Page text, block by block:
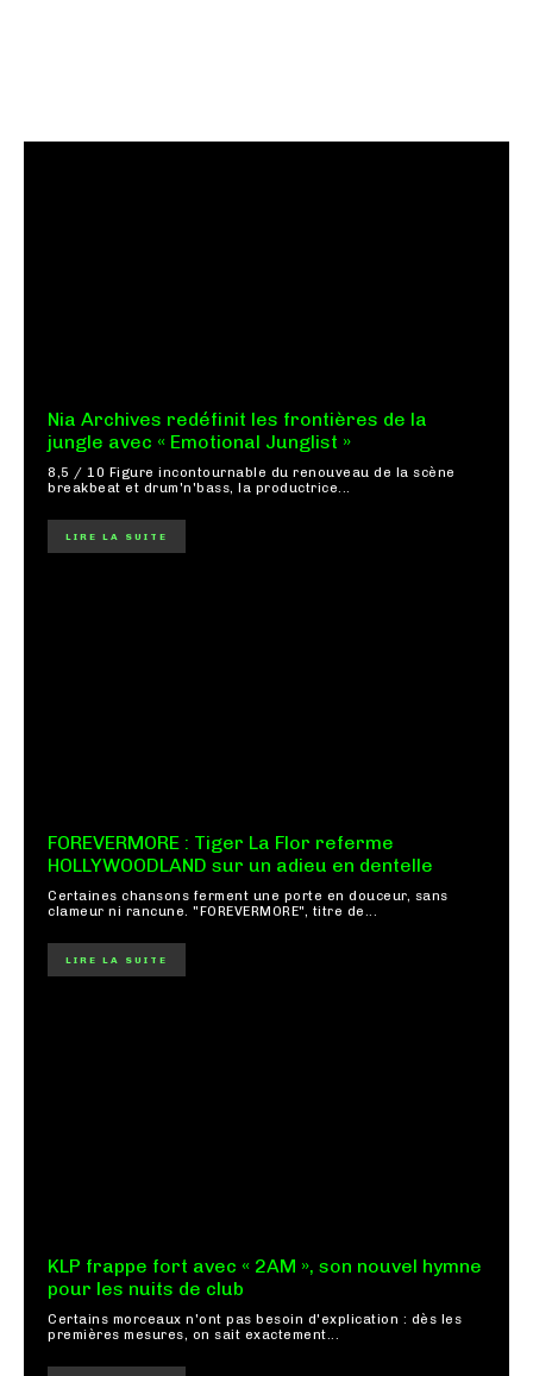
Nia Archives redéfinit les frontières de la
jungle avec « Emotional Junglist »
8,5 / 10 Figure incontournable du renouveau de la scène
breakbeat et drum'n'bass, la productrice...
LIRE LA SUITE
FOREVERMORE : Tiger La Flor referme
HOLLYWOODLAND sur un adieu en dentelle
Certaines chansons ferment une porte en douceur, sans
clameur ni rancune. "FOREVERMORE", titre de...
LIRE LA SUITE
KLP frappe fort avec « 2AM », son nouvel hymne
pour les nuits de club
Certains morceaux n'ont pas besoin d'explication : dès les
premières mesures, on sait exactement...